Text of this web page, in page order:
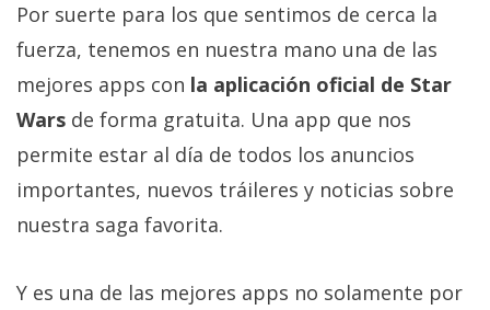
videojuegos,
comparativas,
trucos y
tutoriales.
El Grupo
(CC) 2006-
2026.Algunos
derechos
reservados .
Por suerte para los que sentimos de cerca la
fuerza, tenemos en nuestra mano una de las
mejores apps con la aplicación oficial de Star
Wars de forma gratuita. Una app que nos
permite estar al día de todos los anuncios
importantes, nuevos tráileres y noticias sobre
nuestra saga favorita.
Y es una de las mejores apps no solamente por